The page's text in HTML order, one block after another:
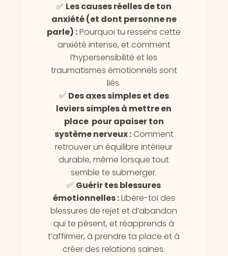
✅ Les causes réelles de ton
anxiété (et dont personne ne
parle) :Pourquoi tu ressens cette
anxiété intense, et comment
l’hypersensibilité et les
traumatismes émotionnels sont
liés.
✅ Des axes simples et des
leviers simples à mettre en
place pour apaiser ton
système nerveux :Comment
retrouver un équilibre intérieur
durable, même lorsque tout
semble te submerger.
✅ Guérir tes blessures
émotionnelles :Libère-toi des
blessures de rejet et d’abandon
qui te pèsent, et réapprends à
t’affirmer, à prendre ta place et à
créer des relations saines.